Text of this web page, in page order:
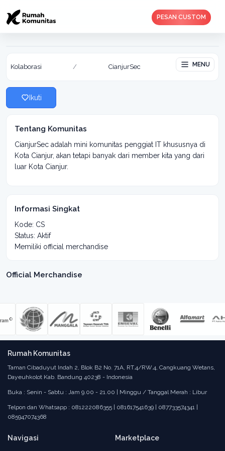
PESAN CUSTOM
CianjurSec
Aktif: 12 Sep 2020
Kolaborasi / CianjurSec MENU
Ikuti
Tentang Komunitas
CianjurSec adalah mini komunitas penggiat IT khususnya di
Kota Cianjur, akan tetapi banyak dari member kita yang dari
luar Kota Cianjur.
Informasi Singkat
Kode: CS
Status: Aktif
Memiliki official merchandise
Official Merchandise
Rumah Komunitas
Taman Cibaduyut Indah 2, Blok B2 No. 71A, RT.4/RW.4, Cangkuang Wetans,
Dayeuhkolot Kab. Bandung 40238 - Indonesia
Buka : Senin - Sabtu : Jam 9.00 - 21.00 | Minggu / Tanggal Merah : Libur
Telpon dan Whatsapp : 081222086355 | 081617541639 | 087733574341 |
085947074368
Navigasi Marketplace